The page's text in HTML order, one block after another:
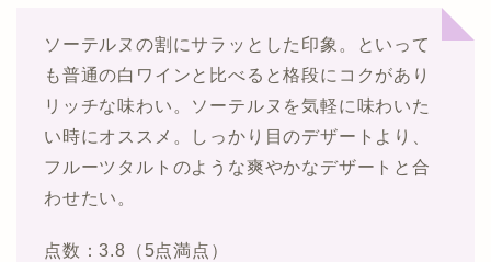
ソーテルヌの割にサラッとした印象。といって
も普通の白ワインと比べると格段にコクがあり
リッチな味わい。ソーテルヌを気軽に味わいた
い時にオススメ。しっかり目のデザートより、
フルーツタルトのような爽やかなデザートと合
わせたい。
点数：3.8（5点満点）